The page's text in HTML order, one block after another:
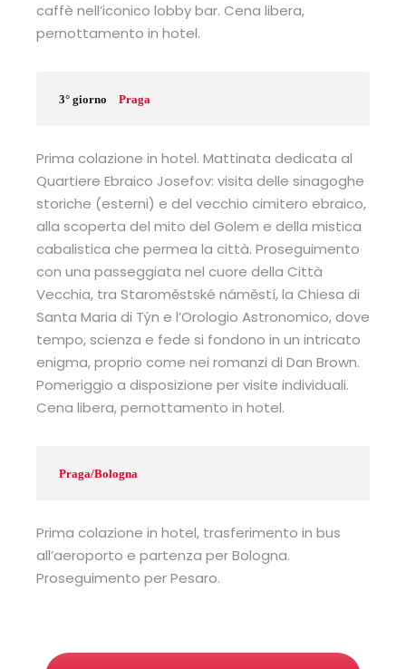
caffè nell’iconico lobby bar. Cena libera,
pernottamento in hotel.
3° giorno Praga
Prima colazione in hotel. Mattinata dedicata al
Quartiere Ebraico Josefov: visita delle sinagoghe
storiche (esterni) e del vecchio cimitero ebraico,
alla scoperta del mito del Golem e della mistica
cabalistica che permea la città. Proseguimento
con una passeggiata nel cuore della Città
Vecchia, tra Staroměstské náměstí, la Chiesa di
Santa Maria di Týn e l’Orologio Astronomico, dove
tempo, scienza e fede si fondono in un intricato
enigma, proprio come nei romanzi di Dan Brown.
Pomeriggio a disposizione per visite individuali.
Cena libera, pernottamento in hotel.
Praga/Bologna
Prima colazione in hotel, trasferimento in bus
all’aeroporto e partenza per Bologna.
Proseguimento per Pesaro.